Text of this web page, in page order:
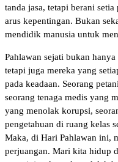
tanda jasa, tetapi berani
arus kepentingan. Bukan
mendidik manusia untuk
Pahlawan sejati bukan
tetapi juga mereka yang
pada keadaan. Seorang
seorang tenaga medis yang
yang menolak korupsi,
pengetahuan di ruang kelas
Maka, di Hari Pahlawan ini,
perjuangan. Mari kita hidup